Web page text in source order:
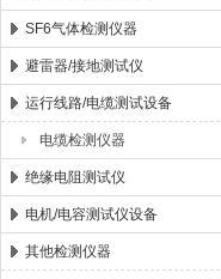
SF6气体检测仪器
避雷器/接地测试仪
运行线路/电缆测试设备
电缆检测仪器
绝缘电阻测试仪
电机/电容测试仪设备
其他检测仪器